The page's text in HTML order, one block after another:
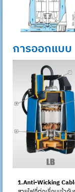
การออกแบบ
1.Anti-Wicking